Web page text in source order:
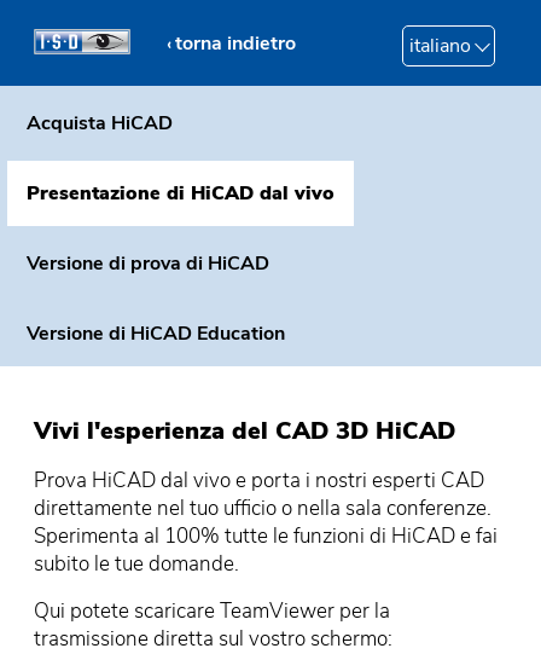
torna indietro italiano
Acquista HiCAD
Presentazione di HiCAD dal vivo
Versione di prova di HiCAD
Versione di HiCAD Education
Vivi l'esperienza del CAD 3D HiCAD
Prova HiCAD dal vivo e porta i nostri esperti CAD
direttamente nel tuo ufficio o nella sala conferenze.
Sperimenta al 100% tutte le funzioni di HiCAD e fai
subito le tue domande.
Qui potete scaricare TeamViewer per la
trasmissione diretta sul vostro schermo: